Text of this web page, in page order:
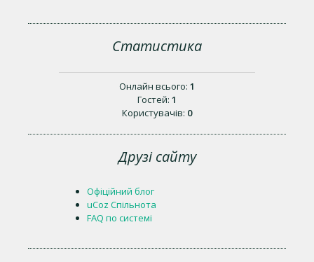
Статистика
Онлайн всього: 1
Гостей: 1
Користувачів: 0
Друзі сайту
Офіційний блог
uCoz Спільнота
FAQ по системі